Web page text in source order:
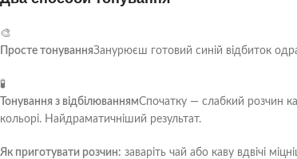
🎨
Просте тонуванняЗанурюєш готовий синій відбиток
🧪
Тонування з відбілюваннямСпочатку — слабкий розчин
кольорі. Найдраматичніший результат.
Як приготувати розчин: заваріть чай або каву вдвічі